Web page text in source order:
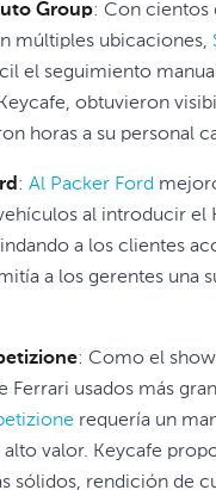
Group: Con cientos
múltiples ubicaciones,
el seguimiento
obtuvieron
horas a su personal
: Al Packer Ford
al introducir el
a los clientes
a los gerentes una
: Como el
Ferrari usados más
requería un
alto valor. Keycafe
sólidos, rendición de